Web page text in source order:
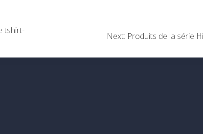
tshirt-
Next: Next
Produits de la série